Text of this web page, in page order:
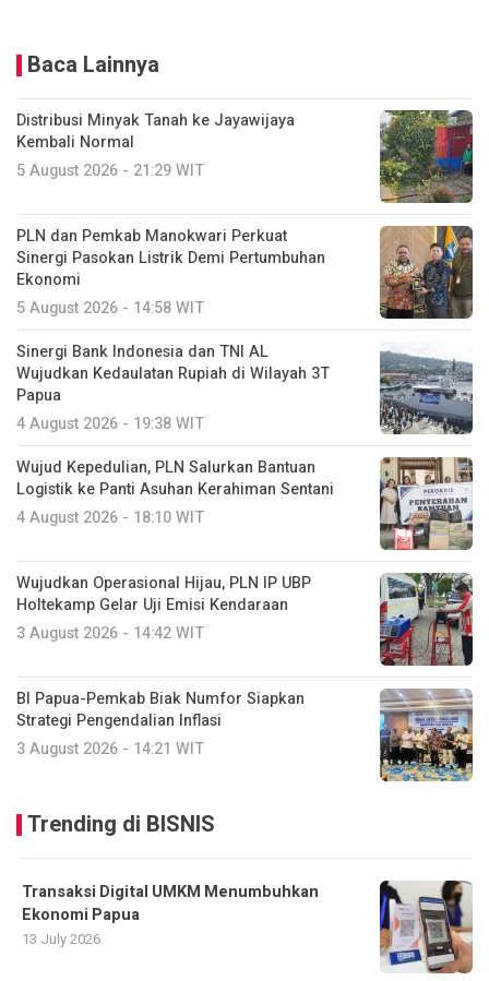
Baca Lainnya
Distribusi Minyak Tanah ke Jayawijaya
Kembali Normal
5 August 2026 - 21:29 WIT
PLN dan Pemkab Manokwari Perkuat
Sinergi Pasokan Listrik Demi Pertumbuhan
Ekonomi
5 August 2026 - 14:58 WIT
Sinergi Bank Indonesia dan TNI AL
Wujudkan Kedaulatan Rupiah di Wilayah 3T
Papua
4 August 2026 - 19:38 WIT
Wujud Kepedulian, PLN Salurkan Bantuan
Logistik ke Panti Asuhan Kerahiman Sentani
4 August 2026 - 18:10 WIT
Wujudkan Operasional Hijau, PLN IP UBP
Holtekamp Gelar Uji Emisi Kendaraan
3 August 2026 - 14:42 WIT
BI Papua-Pemkab Biak Numfor Siapkan
Strategi Pengendalian Inflasi
3 August 2026 - 14:21 WIT
Trending di BISNIS
Transaksi Digital UMKM Menumbuhkan
Ekonomi Papua
13 July 2026